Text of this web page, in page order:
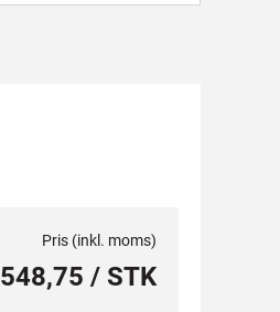
Pris (inkl. moms)
548,75 / STK